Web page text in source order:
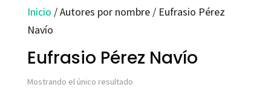
Inicio / Autores por nombre / Eufrasio Pérez
Navío
Eufrasio Pérez Navío
Mostrando el único resultado